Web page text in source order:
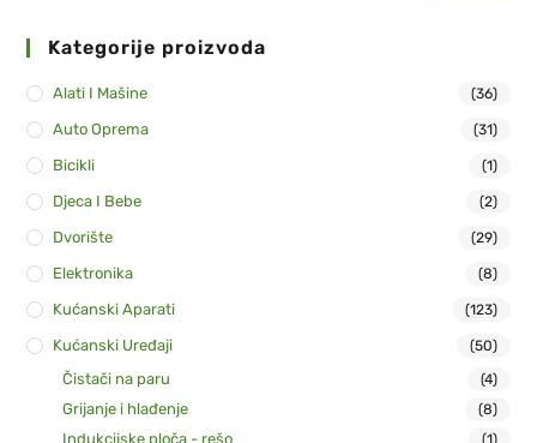
Kategorije proizvoda
Alati I Mašine (36)
Auto Oprema (31)
Bicikli (1)
Djeca I Bebe (2)
Dvorište (29)
Elektronika (8)
Kućanski Aparati (123)
Kućanski Uređaji (50)
Čistači na paru (4)
Grijanje i hlađenje (8)
Indukcijske ploča - rešo (1)